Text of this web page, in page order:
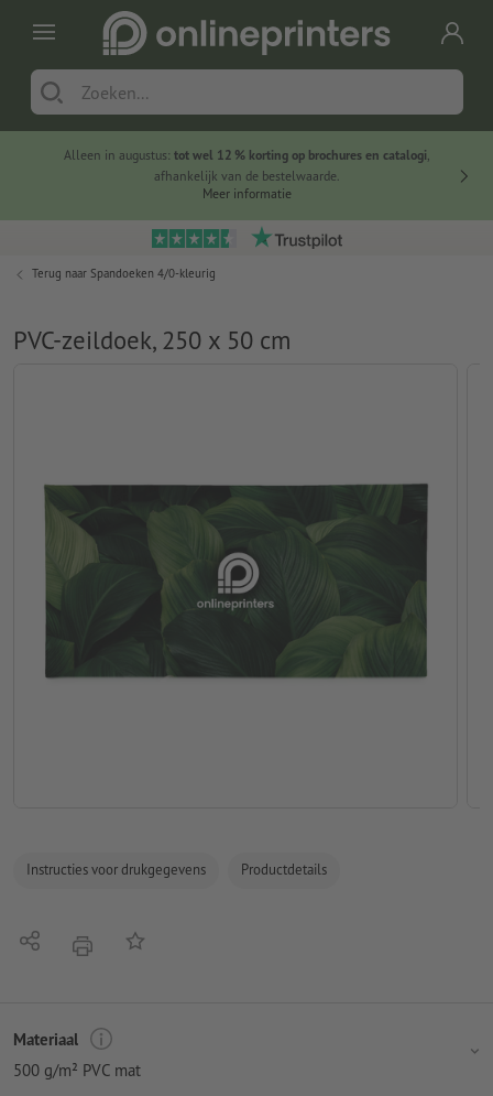
Alleen in augustus: tot wel 12 % korting op brochures en catalogi,
afhankelijk van de bestelwaarde.
Meer informatie
Terug naar Spandoeken 4/0-kleurig
PVC-zeildoek, 250 x 50 cm
Instructies voor drukgegevens Productdetails
Delen afdrukkenOp de lijst
Materiaal
500 g/m² PVC mat